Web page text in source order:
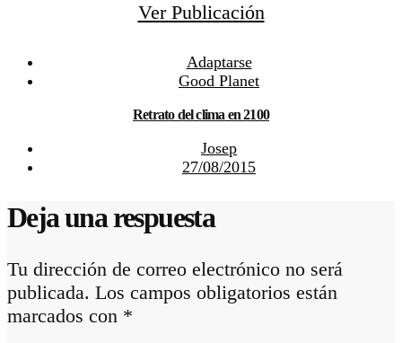
Ver Publicación
Adaptarse
Good Planet
Retrato del clima en 2100
Josep
27/08/2015
Deja una respuesta
Tu dirección de correo electrónico no será
publicada. Los campos obligatorios están
marcados con *